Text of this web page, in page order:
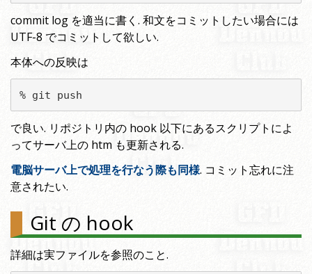
commit log を適当に書く. 和文をコミットしたい場合には
UTF-8 でコミットして欲しい.
本体への反映は
% git push
で良い. リポジトリ内の hook 以下にあるスクリプトによ
ってサーバ上の htm も更新される.
電脳サーバ上で処理を行なう際も同様. コミット忘れに注
意されたい.
Git の hook
詳細は実ファイルを参照のこと.